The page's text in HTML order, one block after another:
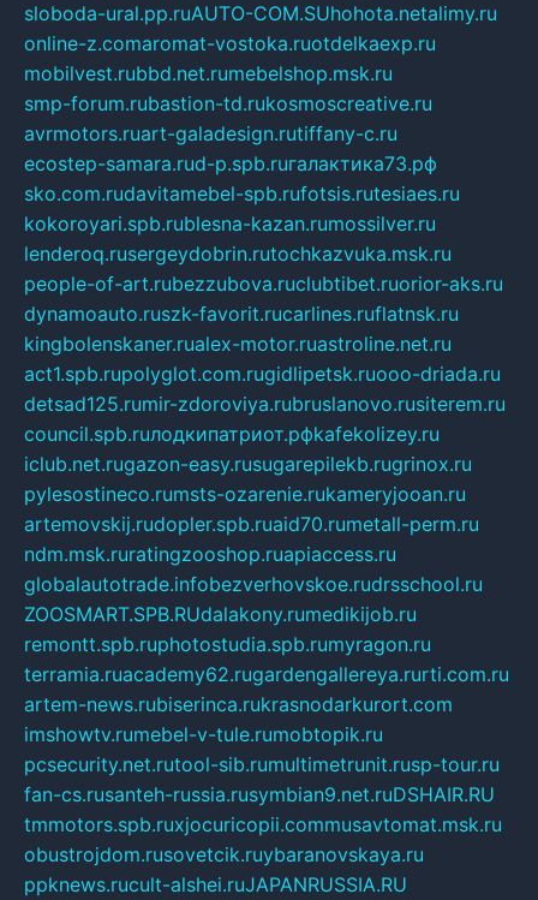
sloboda-ural.pp.ruAUTO-COM.SUhohota.netalimy.ru
online-z.comaromat-vostoka.ruotdelkaexp.ru
mobilvest.rubbd.net.rumebelshop.msk.ru
smp-forum.rubastion-td.rukosmoscreative.ru
avrmotors.ruart-galadesign.rutiffany-c.ru
ecostep-samara.rud-p.spb.ruгалактика73.рф
sko.com.rudavitamebel-spb.rufotsis.rutesiaes.ru
kokoroyari.spb.rublesna-kazan.rumossilver.ru
lenderoq.rusergeydobrin.rutochkazvuka.msk.ru
people-of-art.rubezzubova.ruclubtibet.ruorior-aks.ru
dynamoauto.ruszk-favorit.rucarlines.ruflatnsk.ru
kingbolenskaner.rualex-motor.ruastroline.net.ru
act1.spb.rupolyglot.com.rugidlipetsk.ruooo-driada.ru
detsad125.rumir-zdoroviya.rubruslanovo.rusiterem.ru
council.spb.ruлодкипатриот.рфkafekolizey.ru
iclub.net.rugazon-easy.rusugarepilekb.rugrinox.ru
pylesostineco.rumsts-ozarenie.rukameryjooan.ru
artemovskij.rudopler.spb.ruaid70.rumetall-perm.ru
ndm.msk.ruratingzooshop.ruapiaccess.ru
globalautotrade.infobezverhovskoe.rudrsschool.ru
ZOOSMART.SPB.RUdalakony.rumedikijob.ru
remontt.spb.ruphotostudia.spb.rumyragon.ru
terramia.ruacademy62.rugardengallereya.rurti.com.ru
artem-news.rubiserinca.rukrasnodarkurort.com
imshowtv.rumebel-v-tule.rumobtopik.ru
pcsecurity.net.rutool-sib.rumultimetrunit.rusp-tour.ru
fan-cs.rusanteh-russia.rusymbian9.net.ruDSHAIR.RU
tmmotors.spb.ruxjocuricopii.commusavtomat.msk.ru
obustrojdom.rusovetcik.ruybaranovskaya.ru
ppknews.rucult-alshei.ruJAPANRUSSIA.RU